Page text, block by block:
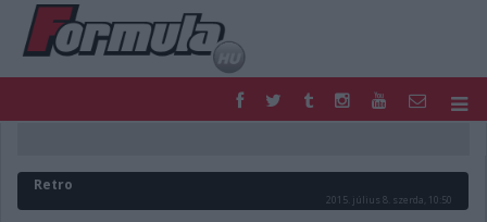
FORMULA
MOTOR
Retro
2015. július 8. szerda, 10:50